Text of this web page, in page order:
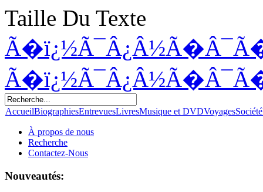
Taille Du Texte
AccueilBiographiesEntrevuesLivresMusique et DVDVoyagesSociété
À propos de nous
Recherche
Contactez-Nous
Nouveautés: